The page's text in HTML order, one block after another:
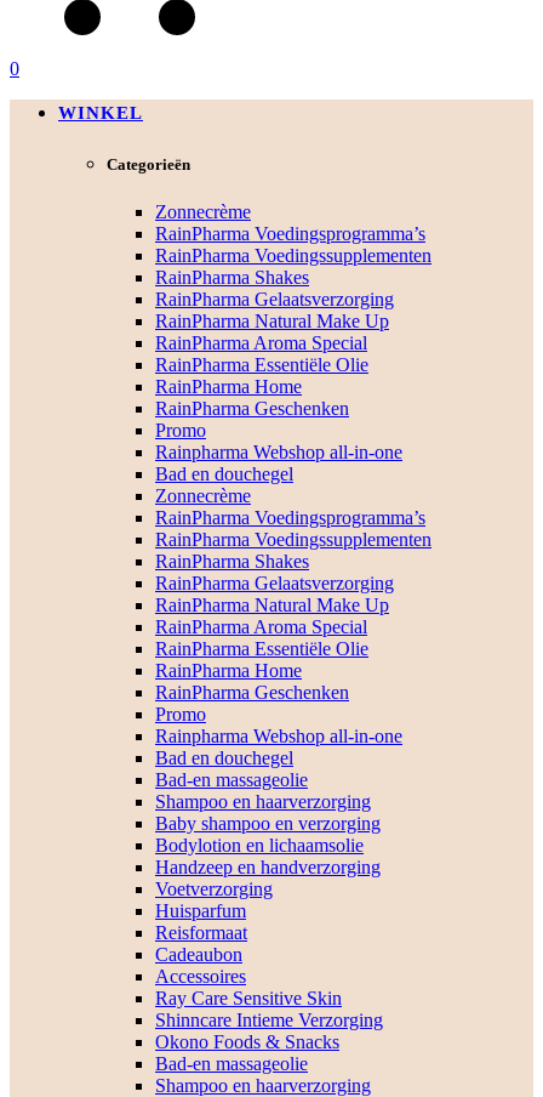
0
WINKEL
Categorieën
Zonnecrème
RainPharma Voedingsprogramma’s
RainPharma Voedingssupplementen
RainPharma Shakes
RainPharma Gelaatsverzorging
RainPharma Natural Make Up
RainPharma Aroma Special
RainPharma Essentiële Olie
RainPharma Home
RainPharma Geschenken
Promo
Rainpharma Webshop all-in-one
Bad en douchegel
Zonnecrème
RainPharma Voedingsprogramma’s
RainPharma Voedingssupplementen
RainPharma Shakes
RainPharma Gelaatsverzorging
RainPharma Natural Make Up
RainPharma Aroma Special
RainPharma Essentiële Olie
RainPharma Home
RainPharma Geschenken
Promo
Rainpharma Webshop all-in-one
Bad en douchegel
Bad-en massageolie
Shampoo en haarverzorging
Baby shampoo en verzorging
Bodylotion en lichaamsolie
Handzeep en handverzorging
Voetverzorging
Huisparfum
Reisformaat
Cadeaubon
Accessoires
Ray Care Sensitive Skin
Shinncare Intieme Verzorging
Okono Foods & Snacks
Bad-en massageolie
Shampoo en haarverzorging